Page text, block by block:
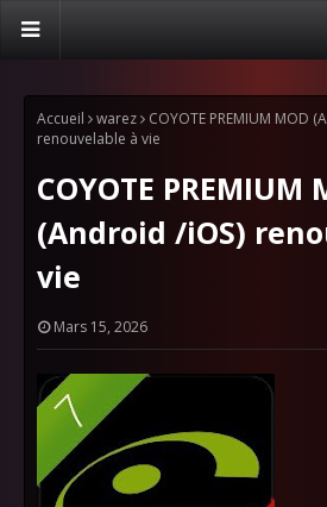
Accueil warez
COYOTE PREMIUM MOD
renouvelable à vie
COYOTE PREMIUM
(Android /iOS)
vie
Mars 15, 2026